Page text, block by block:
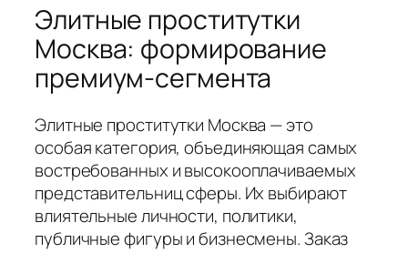
Элитные проститутки
Москва: формирование
премиум-сегмента
Элитные проститутки Москва — это
особая категория, объединяющая самых
востребованных и высокооплачиваемых
представительниц сферы. Их выбирают
влиятельные личности, политики,
публичные фигуры и бизнесмены. Заказ